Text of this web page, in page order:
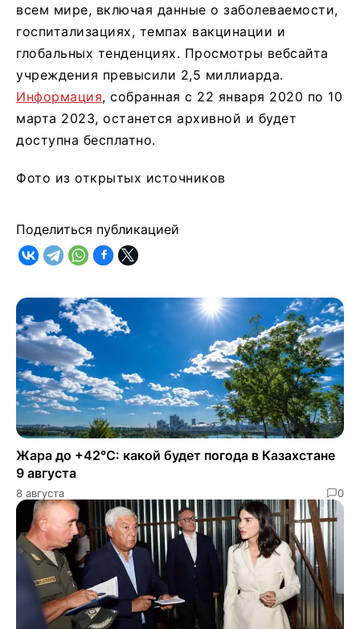
всем мире, включая данные о заболеваемости,
госпитализациях, темпах вакцинации и
глобальных тенденциях. Просмотры вебсайта
учреждения превысили 2,5 миллиарда.
Информация, собранная с 22 января 2020 по 10
марта 2023, останется архивной и будет
доступна бесплатно.
Фото из открытых источников
Поделиться публикацией
Жара до +42°C: какой будет погода в Казахстане
9 августа
8 августа 0